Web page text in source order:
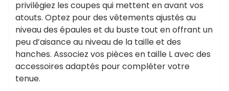
privilégiez les coupes qui mettent en avant vos
atouts. Optez pour des vêtements ajustés au
niveau des épaules et du buste tout en offrant un
peu d’aisance au niveau de la taille et des
hanches. Associez vos pièces en taille L avec des
accessoires adaptés pour compléter votre
tenue.